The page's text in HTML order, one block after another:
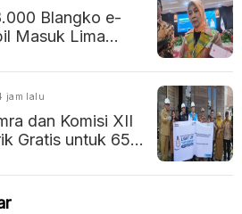
Blangko e-
Masuk Lima
jam lalu
dan Komisi XII
Gratis untuk 65